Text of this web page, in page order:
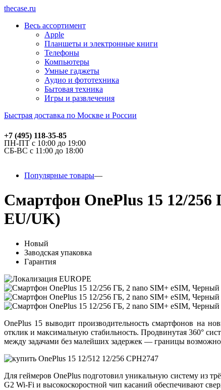
thecase.ru
Весь ассортимент
Apple
Планшеты и электронные книги
Телефоны
Компьютеры
Умные гаджеты
Аудио и фототехника
Бытовая техника
Игры и развлечения
Быстрая доставка по Москве и России
+7 (495) 118-35-85
ПН-ПТ с 10:00 до 19:00
СБ-ВС с 11:00 до 18:00
Популярные товары
Смартфон OnePlus 15 12/
EU/UK)
Новый
Заводская упаковка
Гарантия
OnePlus 15 выводит производительность смартфонов на
отклик и максимальную стабильность. Продвинутая 360°
между задачами без малейших задержек — границы
Для геймеров OnePlus подготовил уникальную систему из
G2 Wi-Fi и высокоскоростной чип касаний обеспечивают